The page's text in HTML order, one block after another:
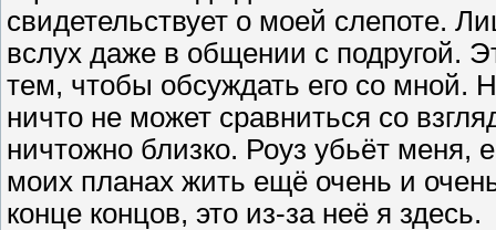
свидетельствует о моей слепоте.
вслух даже в общении с подругой.
тем, чтобы обсуждать его со мной.
ничто не может сравниться со
ничтожно близко. Роуз убьёт меня,
моих планах жить ещё очень и
конце концов, это из-за неё я здесь.